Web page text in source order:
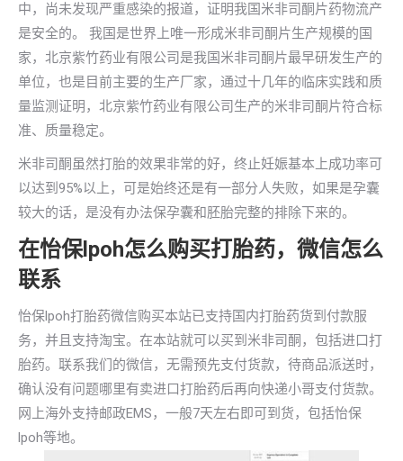
中，尚未发现严重感染的报道，证明我国米非司酮片药物流产
是安全的。 我国是世界上唯一形成米非司酮片生产规模的国
家，北京紫竹药业有限公司是我国米非司酮片最早研发生产的
单位，也是目前主要的生产厂家，通过十几年的临床实践和质
量监测证明，北京紫竹药业有限公司生产的米非司酮片符合标
准、质量稳定。
米非司酮虽然打胎的效果非常的好，终止妊娠基本上成功率可
以达到95%以上，可是始终还是有一部分人失败，如果是孕囊
较大的话，是没有办法保孕囊和胚胎完整的排除下来的。
在怡保lpoh怎么购买打胎药，微信怎么
联系
怡保lpoh打胎药微信购买本站已支持国内打胎药货到付款服
务，并且支持淘宝。在本站就可以买到米非司酮，包括进口打
胎药。联系我们的微信，无需预先支付货款，待商品派送时，
确认没有问题哪里有卖进口打胎药后再向快递小哥支付货款。
网上海外支持邮政EMS，一般7天左右即可到货，包括怡保
lpoh等地。